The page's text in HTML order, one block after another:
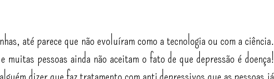
até parece que não evoluíram como a tecnologia ou com a ciência.
muitas pessoas ainda não aceitam o fato de que depressão é doença!